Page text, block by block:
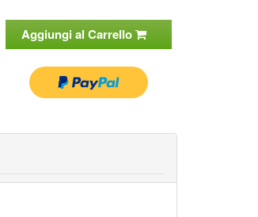
Aggiungi al Carrello